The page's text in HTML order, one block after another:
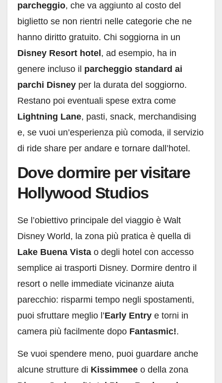
parcheggio, che va aggiunto al costo del
biglietto se non rientri nelle categorie che ne
hanno diritto gratuito. Chi soggiorna in un
Disney Resort hotel , ad esempio, ha in
genere incluso il parcheggio standard ai
parchi Disney per la durata del soggiorno.
Restano poi eventuali spese extra come
Lightning Lane, pasti, snack, merchandising
e, se vuoi un’esperienza più comoda, il servizio
di ride share per andare e tornare dall’hotel.
Dove dormire per visitare
Hollywood Studios
Se l’obiettivo principale del viaggio è Walt
Disney World, la zona più pratica è quella di
Lake Buena Vista o degli hotel con accesso
semplice ai trasporti Disney. Dormire dentro il
resort o nelle immediate vicinanze aiuta
parecchio: risparmi tempo negli spostamenti,
puoi sfruttare meglio l’Early Entry e torni in
camera più facilmente dopo Fantasmic!.
Se vuoi spendere meno, puoi guardare anche
alcune strutture di Kissimmee o della zona